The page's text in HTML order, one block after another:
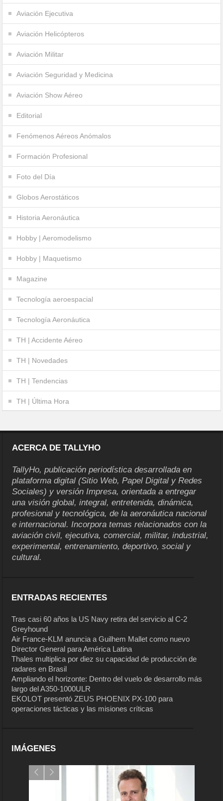
Aviación Ejecutiva
Aviación Helicópteros
Aviación Militar
Aviación Seguridad y Medicina
Aviación Show Aéreo
Editorial
Fenómenos Aéreos Anómalos
Formación Profesional
Foto del Día
Globos Aerostáticos
Historia Aeronáutica
Hobby | Aeromodelismo
Hobby | Maquetismo
Magazine
Tecnología aeroespacial
Tecnología Aeronáutica
TH | Accidente Aéreo
TH | Novedades
TH | Tendencias
TH | Última Hora
ACERCA DE TALLYHO
TallyHo, publicación periodística desarrollada en
plataforma digital (Sitio Web, Papel Digital y Redes
Sociales) y versión Impresa, orientada a entregar
una visión global, integral, entretenida, dinámica,
profesional y tecnológica, de la aeronáutica nacional
e internacional. Incorpora temas relacionados con la
aviación civil, ejecutiva, comercial, militar, industrial,
experimental, entrenamiento, deportivo, social y
cultural.
ENTRADAS RECIENTES
Tras casi 60 años la US Navy retira del servicio al C-2
Greyhound
Air France-KLM anuncia a Guilhem Mallet como nuevo
Director General para América Latina
Thales multiplica por diez su capacidad de producción de
radares en Brasil
Ampliando el horizonte: Dentro del vuelo de desarrollo más
largo del A350-1000ULR
EKOLOT presentó ZEUS PHOENIX PX-100 para
operaciones tácticas y las misiones críticas
IMÁGENES